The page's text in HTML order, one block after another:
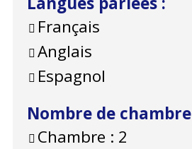
Français
Anglais
Espagnol
Nombre de chambre
Chambre : 2